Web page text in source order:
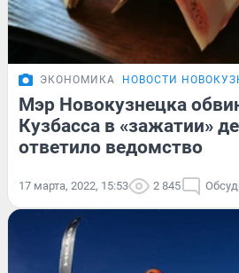
ЭКОНОМИКА НОВОСТИ
Мэр Новокузнецка
Кузбасса в «зажатии»
ответило ведомство
17 марта, 2022, 15:53 2 845